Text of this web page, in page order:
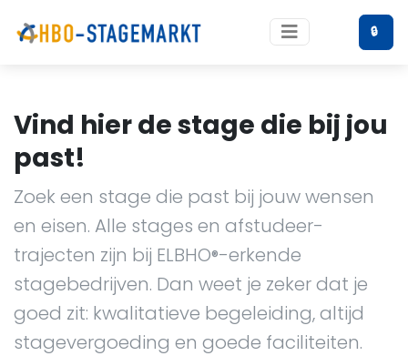
🔒
Vind hier de stage die bij jou
past!
Zoek een stage die past bij jouw wensen
en eisen. Alle stages en afstudeer-
trajecten zijn bij ELBHO®-erkende
stagebedrijven. Dan weet je zeker dat je
goed zit: kwalitatieve begeleiding, altijd
stagevergoeding en goede faciliteiten.